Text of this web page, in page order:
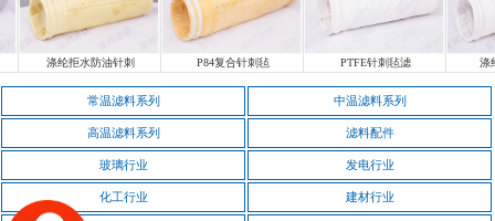
涤纶拒水防油针刺 P84复合针刺毡 PTFE针刺毡滤
常温滤料系列 中温滤料系列
高温滤料系列 滤料配件
玻璃行业 发电行业
化工行业 建材行业